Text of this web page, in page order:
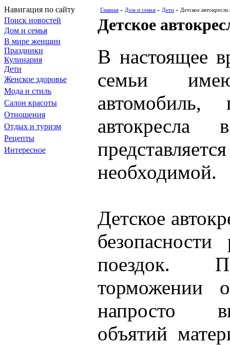
Навигация по сайту
Поиск новостей
Дом и семья
В мире женщин
Праздники
Кулинария
Дети
Женское здоровье
Мода и стиль
Салон красоты
Отношения
Отдых и туризм
Рецепты
Интересное
Главная » Дом и семья » Дети » Детское
Детское
В настоящее
семьи
автомобиль,
необходимой.
Детское
поездок.
торможении
напросто
объятий